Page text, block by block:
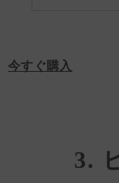
今すぐ購入
3.